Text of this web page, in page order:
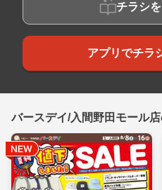
チラシ
アプリでチラ
バースデイ/入間野田モール